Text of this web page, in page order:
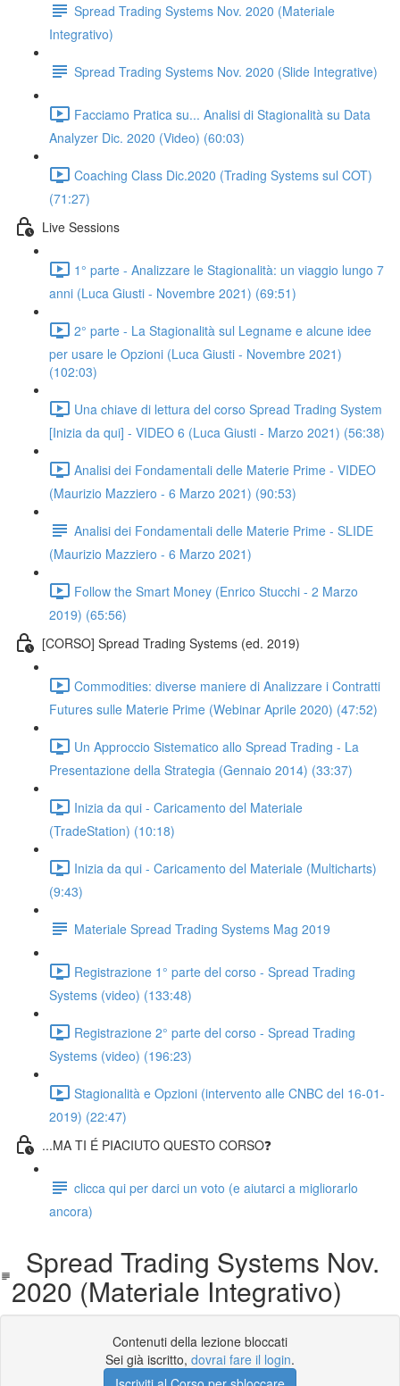
Spread Trading Systems Nov. 2020 (Materiale
Integrativo)
Spread Trading Systems Nov. 2020 (Slide Integrative)
Facciamo Pratica su... Analisi di Stagionalità su Data
Analyzer Dic. 2020 (Video) (60:03)
Coaching Class Dic.2020 (Trading Systems sul COT)
(71:27)
Live Sessions
1° parte - Analizzare le Stagionalità: un viaggio lungo 7
anni (Luca Giusti - Novembre 2021) (69:51)
2° parte - La Stagionalità sul Legname e alcune idee
per usare le Opzioni (Luca Giusti - Novembre 2021)
(102:03)
Una chiave di lettura del corso Spread Trading System
[Inizia da qui] - VIDEO 6 (Luca Giusti - Marzo 2021) (56:38)
Analisi dei Fondamentali delle Materie Prime - VIDEO
(Maurizio Mazziero - 6 Marzo 2021) (90:53)
Analisi dei Fondamentali delle Materie Prime - SLIDE
(Maurizio Mazziero - 6 Marzo 2021)
Follow the Smart Money (Enrico Stucchi - 2 Marzo
2019) (65:56)
[CORSO] Spread Trading Systems (ed. 2019)
Commodities: diverse maniere di Analizzare i Contratti
Futures sulle Materie Prime (Webinar Aprile 2020) (47:52)
Un Approccio Sistematico allo Spread Trading - La
Presentazione della Strategia (Gennaio 2014) (33:37)
Inizia da qui - Caricamento del Materiale
(TradeStation) (10:18)
Inizia da qui - Caricamento del Materiale (Multicharts)
(9:43)
Materiale Spread Trading Systems Mag 2019
Registrazione 1° parte del corso - Spread Trading
Systems (video) (133:48)
Registrazione 2° parte del corso - Spread Trading
Systems (video) (196:23)
Stagionalità e Opzioni (intervento alle CNBC del 16-01-
2019) (22:47)
...MA TI É PIACIUTO QUESTO CORSO❓
clicca qui per darci un voto (e aiutarci a migliorarlo
ancora)
Spread Trading Systems Nov.
2020 (Materiale Integrativo)
Contenuti della lezione bloccati
Sei già iscritto, dovrai fare il login.